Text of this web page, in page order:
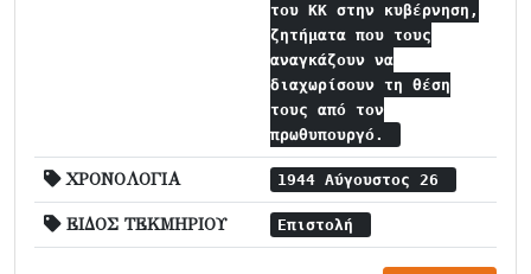
του ΚΚ στην κυβέρνηση,
ζητήματα που τους
αναγκάζουν να
διαχωρίσουν τη θέση
τους από τον
πρωθυπουργό.
ΧΡΟΝΟΛΟΓΙΑ 1944 Αύγουστος 26
ΕΙΔΟΣ ΤΕΚΜΗΡΙΟΥ Επιστολή